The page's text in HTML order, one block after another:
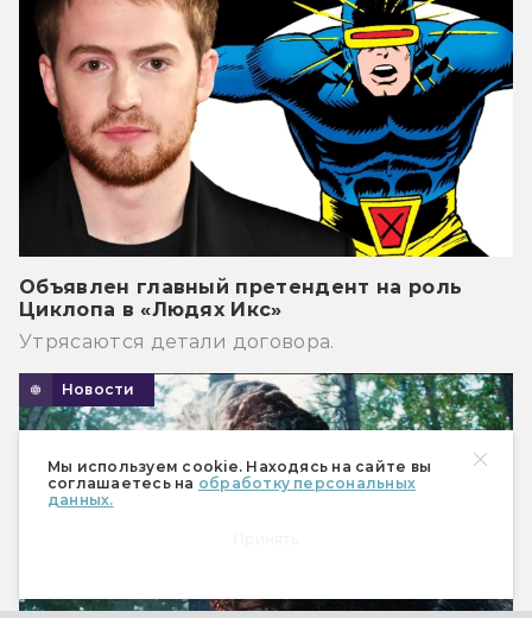
Мы используем cookie. Находясь на сайте вы
соглашаетесь на обработку персональных
данных.
Объявлен главный претендент на роль
Циклопа в «Людях Икс»
Утрясаются детали договора.
Новости